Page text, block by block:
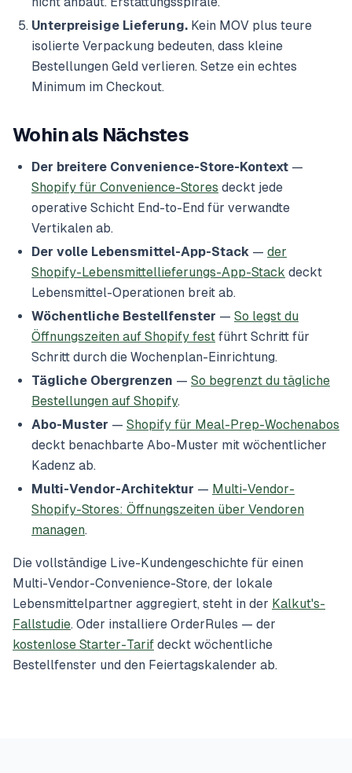
Unterpreisige Lieferung. Kein MOV plus teure
isolierte Verpackung bedeuten, dass kleine
Bestellungen Geld verlieren. Setze ein echtes
Minimum im Checkout.
Wohin als Nächstes
Der breitere Convenience-Store-Kontext —
Shopify für Convenience-Stores deckt jede
operative Schicht End-to-End für verwandte
Vertikalen ab.
Der volle Lebensmittel-App-Stack — der
Shopify-Lebensmittellieferungs-App-Stack deckt
Lebensmittel-Operationen breit ab.
Wöchentliche Bestellfenster — So legst du
Öffnungszeiten auf Shopify fest führt Schritt für
Schritt durch die Wochenplan-Einrichtung.
Tägliche Obergrenzen — So begrenzt du tägliche
Bestellungen auf Shopify.
Abo-Muster — Shopify für Meal-Prep-Wochenabos
deckt benachbarte Abo-Muster mit wöchentlicher
Kadenz ab.
Multi-Vendor-Architektur — Multi-Vendor-
Shopify-Stores: Öffnungszeiten über Vendoren
managen.
Die vollständige Live-Kundengeschichte für einen
Multi-Vendor-Convenience-Store, der lokale
Lebensmittelpartner aggregiert, steht in der Kalkut's-
Fallstudie. Oder installiere OrderRules — der
kostenlose Starter-Tarif deckt wöchentliche
Bestellfenster und den Feiertagskalender ab.